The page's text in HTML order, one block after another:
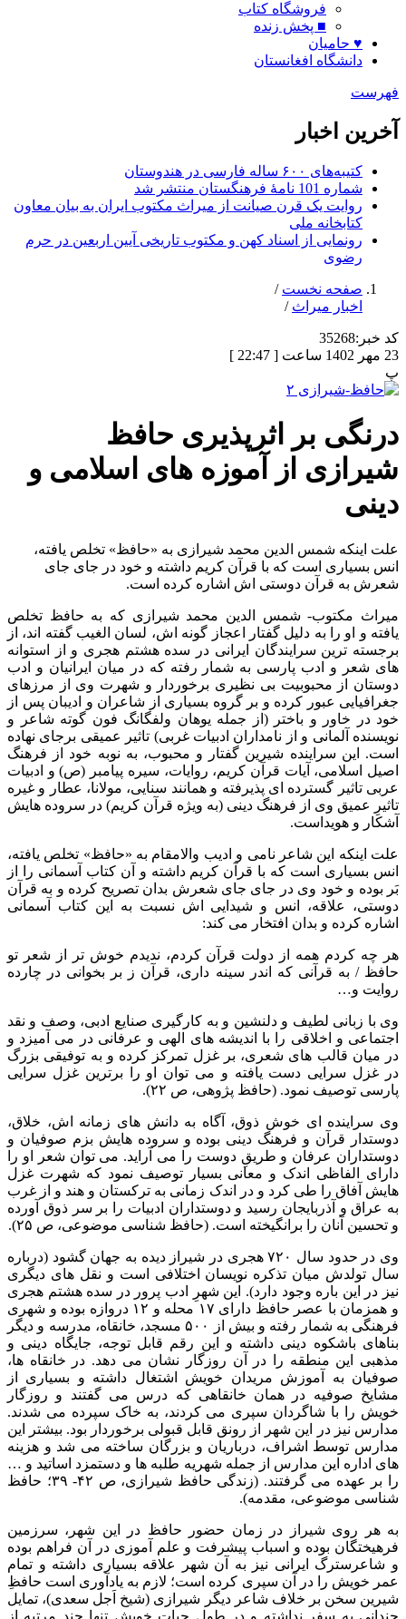
فروشگاه کتاب
■ پخش زنده
♥ حامیان
دانشگاه افغانستان
فهرست
آخرین اخبار
کتیبه‌های ۶۰۰ ساله فارسی در هندوستان
شماره 101 نامۀ فرهنگستان منتشر شد
روایت یک قرن صیانت از میراث مکتوب ایران به بیان معاون
کتابخانه ملی
رونمایی از اسناد کهن و مکتوب تاریخی آیین اربعین در حرم
رضوی
صفحه نخست /
اخبار میراث /
کد خبر:35268
23 مهر 1402 ساعت [ 22:47 ]
پ
درنگی بر اثرپذیری حافظ
شیرازی از آموزه های اسلامی و
دینی
علت اینکه شمس الدین محمد شیرازی به «حافظ» تخلص یافته،
انس بسیاری است که با قرآن کریم داشته و خود در جای جای
شعرش به قرآن دوستی اش اشاره کرده است.
میراث مکتوب- شمس الدین محمد شیرازی که به حافظ تخلص
یافته و او را به دلیل گفتار اعجاز گونه اش، لسان الغیب گفته اند، از
برجسته ترین سرایندگان ایرانی در سده هشتم هجری و از استوانه
های شعر و ادب پارسی به شمار رفته که در میان ایرانیان و ادب
دوستان از محبوبیت بی نظیری برخوردار و شهرت وی از مرزهای
جغرافیایی عبور کرده و بر گروه بسیاری از شاعران و ادیبان پس از
خود در خاور و باختر (از جمله یوهان ولفگانگ فون گوته شاعر و
نویسنده آلمانی و از نامداران ادبیات غربی) تاثیر عمیقی برجای نهاده
است. این سراینده شیرین گفتار و محبوب، به نوبه خود از فرهنگ
اصیل اسلامی، آیات قرآن کریم، روایات، سیره پیامبر (ص) و ادبیات
عربی تاثیر گسترده ای پذیرفته و همانند سنایی، مولانا، عطار و غیره
تاثیرِ عمیق وی از فرهنگ دینی (به ویژه قرآن کریم) در سروده هایش
آشکار و هویداست.
علت اینکه این شاعر نامی و ادیب والامقام به «حافظ» تخلص یافته،
انس بسیاری است که با قرآن کریم داشته و آن کتاب آسمانی را از
بَر بوده و خود وی در جای جای شعرش بدان تصریح کرده و به قرآن
دوستی، علاقه، انس و شیدایی اش نسبت به این کتاب آسمانی
اشاره کرده و بدان افتخار می کند:
هر چه کردم همه از دولت قرآن کردم، ندیدم خوش تر از شعر تو
حافظ / به قرآنی که اندر سینه داری، قرآن ز بر بخوانی در چارده
روایت و…
وی با زبانی لطیف و دلنشین و به کارگیری صنایع ادبی، وصف و نقد
اجتماعی و اخلاقی را با اندیشه های الهی و عرفانی در می آمیزد و
در میان قالب های شعری، بر غزل تمرکز کرده و به توفیقی بزرگ
در غزل سرایی دست یافته و می توان او را برترین غزل سرایی
پارسی توصیف نمود. (حافظ پژوهی، ص ۲۲).
وی سراینده ای خوش ذوق، آگاه به دانش های زمانه اش، خلاق،
دوستدار قرآن و فرهنگ دینی بوده و سروده هایش بزم صوفیان و
دوستداران عرفان و طریقِ دوست را می آراید. می توان شعر او را
دارای الفاظی اندک و معانی بسیار توصیف نمود که شهرت غزل
هایش آفاق را طی کرد و در اندک زمانی به ترکستان و هند و از غرب
به عراق و آذربایجان رسید و دوستداران ادبیات را بر سر ذوق آورده
و تحسین آنان را برانگیخته است. (حافظ شناسی موضوعی، ص ۲۵).
وی در حدود سال ۷۲۰ هجری در شیراز دیده به جهان گشود (درباره
سال تولدش میان تذکره نویسان اختلافی است و نقل های دیگری
نیز در این باره وجود دارد). این شهرِ ادب پرور در سده هشتم هجری
و همزمان با عصر حافظ دارای ۱۷ محله و ۱۲ دروازه بوده و شهری
فرهنگی به شمار رفته و بیش از ۵۰۰ مسجد، خانقاه، مدرسه و دیگر
بناهای باشکوه دینی داشته و این رقم قابل توجه، جایگاه دینی و
مذهبی این منطقه را در آن روزگار نشان می دهد. در خانقاه ها،
صوفیان به آموزش مریدان خویش اشتغال داشته و بسیاری از
مشایخ صوفیه در همان خانقاهی که درس می گفتند و روزگار
خویش را با شاگردان سپری می کردند، به خاک سپرده می شدند.
مدارس نیز در این شهر از رونق قابل قبولی برخوردار بود. بیشتر این
مدارس توسط اشراف، درباریان و بزرگان ساخته می شد و هزینه
های اداره این مدارس از جمله شهریه طلبه ها و دستمزد اساتید و …
را بر عهده می گرفتند. (زندگی حافظ شیرازی، ص ۴۲- ۳۹؛ حافظ
شناسی موضوعی، مقدمه).
به هر روی شیراز در زمان حضور حافظ در این شهر، سرزمین
فرهیختگان بوده و اسباب پیشرفت و علم آموزی در آن فراهم بوده
و شاعرسترگ ایرانی نیز به آن شهر علاقه بسیاری داشته و تمام
عمر خویش را در آن سپری کرده است؛ لازم به یادآوری است حافظِ
شیرین سخن بر خلاف شاعر دیگر شیرازی (شیخ اَجل سعدی)، تمایل
چندانی به سفر نداشته و در طول حیات خویش تنها چند مرتبه از